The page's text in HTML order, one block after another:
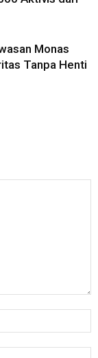
Monas
Tanpa Henti